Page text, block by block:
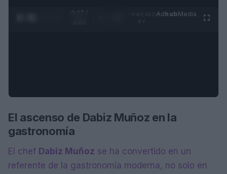
0:28 /
AdhubMedia
El ascenso de Dabiz Muñoz en la
gastronomía
El chef Dabiz Muñoz se ha convertido en un
referente de la gastronomía moderna, no solo en